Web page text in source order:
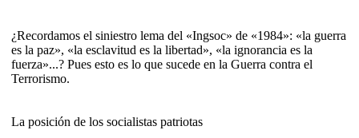
¿Recordamos el siniestro lema del «Ingsoc» de «1984»: «la guerra
es la paz», «la esclavitud es la libertad», «la ignorancia es la
fuerza»...? Pues esto es lo que sucede en la Guerra contra el
Terrorismo.
La posición de los socialistas patriotas